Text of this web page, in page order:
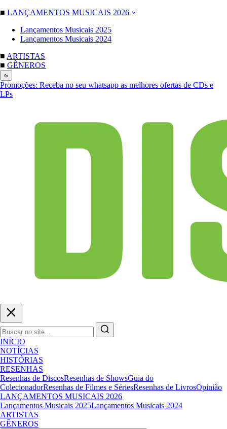
■ LANÇAMENTOS MUSICAIS 2026
Lançamentos Musicais 2025
Lançamentos Musicais 2024
■ ARTISTAS
■ GÊNEROS
Promoções: Receba no seu whatsapp as melhores ofertas de CDs e
LPs
INÍCIO
NOTÍCIAS
HISTÓRIAS
RESENHAS
Resenhas de DiscosResenhas de ShowsGuia do
ColecionadorResenhas de Filmes e SériesResenhas de LivrosOpinião
LANÇAMENTOS MUSICAIS 2026
Lançamentos Musicais 2025Lançamentos Musicais 2024
ARTISTAS
GÊNEROS